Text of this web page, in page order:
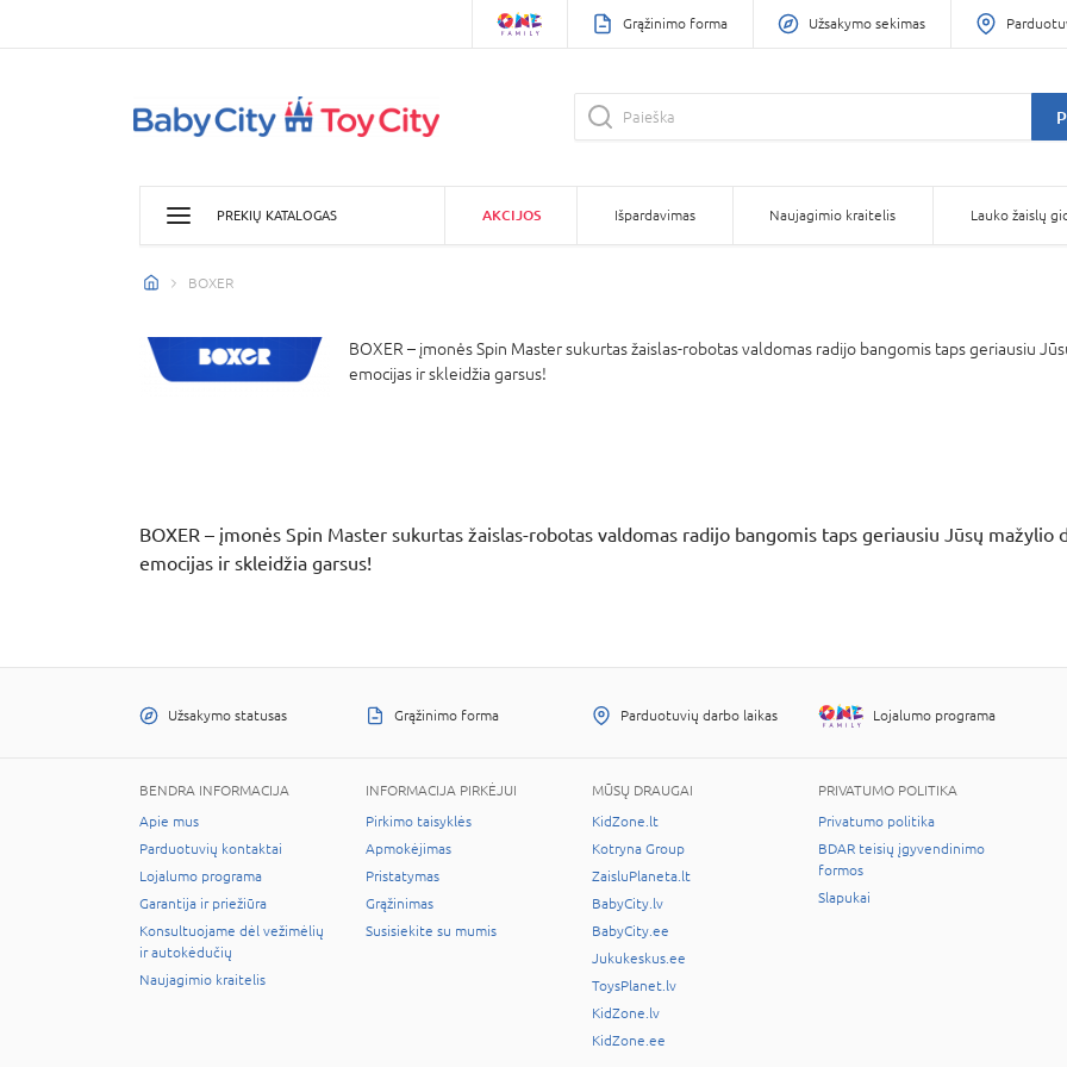
Grąžinimo forma Užsakymo sekimas
PREKIŲ KATALOGAS AKCIJOS Išpardavimas Naujagimio kraitelis Lauko žaislų
BOXER
BOXER – įmonės Spin Master sukurtas žaislas-robotas valdomas radijo bangomis taps geriausiu
emocijas ir skleidžia garsus!
BOXER – įmonės Spin Master sukurtas žaislas-robotas valdomas radijo bangomis taps geriausiu Jūsų
emocijas ir skleidžia garsus!
Užsakymo statusas Grąžinimo forma Parduotuvių darbo laikas Lojalumo programa
BENDRA INFORMACIJA
Apie mus
Parduotuvių kontaktai
Lojalumo programa
Garantija ir priežiūra
Konsultuojame dėl vežimėlių
ir autokėdučių
Naujagimio kraitelis
INFORMACIJA PIRKĖJUI
Pirkimo taisyklės
Apmokėjimas
Pristatymas
Grąžinimas
Susisiekite su mumis
MŪSŲ DRAUGAI
KidZone.lt
Kotryna Group
ZaisluPlaneta.lt
BabyCity.lv
BabyCity.ee
Jukukeskus.ee
ToysPlanet.lv
KidZone.lv
KidZone.ee
PRIVATUMO POLITIKA
Privatumo politika
BDAR teisių įgyvendinimo
formos
Slapukai